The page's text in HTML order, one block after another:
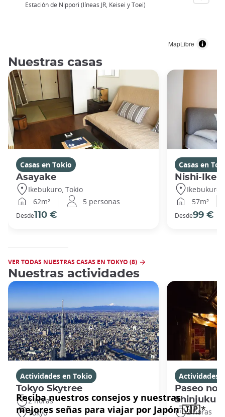
MapLibre
Estación de Nippori (líneas JR, Keisei y Toei)
Nuestras casas
Casas en Tokio
Asayake
Ikebukuro, Tokio
62m²
5 personas
Desde110 €
Casas en
Nishi-
Ikebukuro,
57m²
Desde99 €
VER TODAS NUESTRAS CASAS EN TOKYO (8)
Nuestras actividades
Actividades en Tokio
Tokyo Skytree
2 horas
Tokyo
Actividades
Paseo
Shinjuku
2 horas